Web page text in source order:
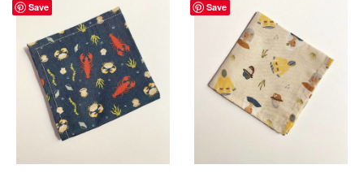
Save Save